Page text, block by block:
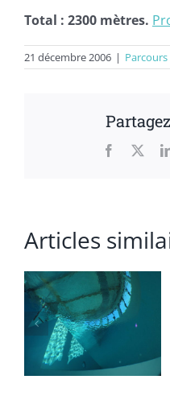
Total : 2300 mètres.
21 décembre 2006 |
Facebook
Articles